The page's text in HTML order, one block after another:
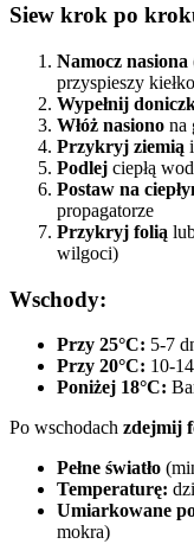
Siew krok po
Namocz nasiona
przyspieszy
Wypełnij
Włóż nasiono na
Przykryj ziemią
Podlej ciepłą
Postaw na
propagatorze
Przykryj folią
wilgoci)
Wschody:
Przy 25°C: 5-7
Przy 20°C: 10-
Poniżej 18°C:
Po wschodach zdejmij
Pełne światło
Temperaturę:
Umiarkowane
mokra)